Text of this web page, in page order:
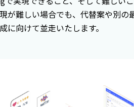
が難しい場合でも、代替案や別
に向けて並走いたします。